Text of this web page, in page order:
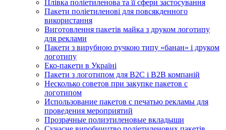
Плівка поліетиленова та її сфери застосування
Пакети поліетиленові для повсякденного
використання
Виготовлення пакетів майка з друком логотипу
для реклами
Пакети з вирубною ручкою типу «банан» і друком
логотипу
Еко-пакети в Україні
Пакети з логотипом для B2C і B2B компаній
Несколько советов при закупке пакетов с
логотипом
Использование пакетов с печатью рекламы для
проведения мероприятий
Прозрачные полиэтиленовые вкладыши